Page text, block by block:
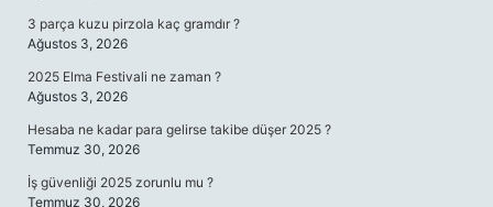
3 parça kuzu pirzola kaç gramdır ?
Ağustos 3, 2026
2025 Elma Festivali ne zaman ?
Ağustos 3, 2026
Hesaba ne kadar para gelirse takibe düşer 2025 ?
Temmuz 30, 2026
İş güvenliği 2025 zorunlu mu ?
Temmuz 30, 2026